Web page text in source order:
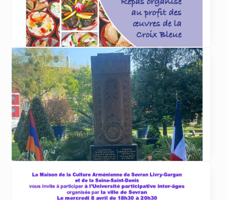
La Croix Bleue des Arméniens de France
section Dirouhie Missakian de Sevran-Livry
organise ... lire plus
ACTUALITÉS
29 avril 2026
Repas de la Croix Bleue le 17 mai 2026
La Croix Bleue des Arméniens de France
section Dirouhie Missakian de Sevran-Livry
organise... lire plus
ACTUALITÉS